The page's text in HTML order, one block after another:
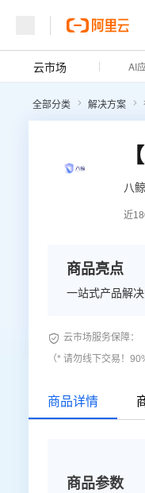
云市场 AI
全部分类 解决方案
八
近
商品亮点
一站式产品解
 云市场服务保障：
（* 请勿线下交易！
商品详情
商品参数